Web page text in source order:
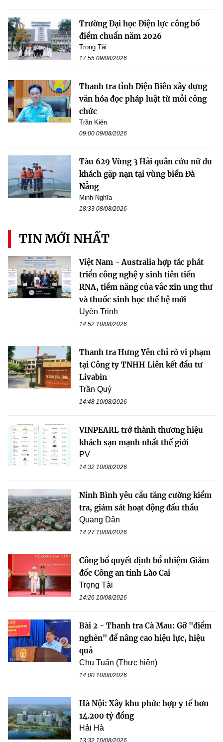
Trường Đại học Điện lực công bố
điểm chuẩn năm 2026
Trọng Tài
17:55 09/08/2026
Thanh tra tỉnh Điện Biên xây dựng
văn hóa đọc pháp luật từ mỗi công
chức
Trần Kiên
09:00 09/08/2026
Tàu 629 Vùng 3 Hải quân cứu nữ du
khách gặp nạn tại vùng biển Đà
Nẵng
Minh Nghĩa
18:33 08/08/2026
TIN MỚI NHẤT
Việt Nam - Australia hợp tác phát
triển công nghệ y sinh tiên tiến
RNA, tiềm năng của vắc xin ung thư
và thuốc sinh học thế hệ mới
Uyên Trinh
14:52 10/08/2026
Thanh tra Hưng Yên chỉ rõ vi phạm
tại Công ty TNHH Liên kết đầu tư
Livabin
Trần Quý
14:48 10/08/2026
VINPEARL trở thành thương hiệu
khách sạn mạnh nhất thế giới
PV
14:32 10/08/2026
Ninh Bình yêu cầu tăng cường kiểm
tra, giám sát hoạt động đấu thầu
Quang Dân
14:27 10/08/2026
Công bố quyết định bổ nhiệm Giám
đốc Công an tỉnh Lào Cai
Trọng Tài
14:26 10/08/2026
Bài 2 - Thanh tra Cà Mau: Gỡ "điểm
nghẽn" để nâng cao hiệu lực, hiệu
quả
Chu Tuấn (Thực hiện)
14:00 10/08/2026
Hà Nội: Xây khu phức hợp y tế hơn
14.200 tỷ đồng
Hải Hà